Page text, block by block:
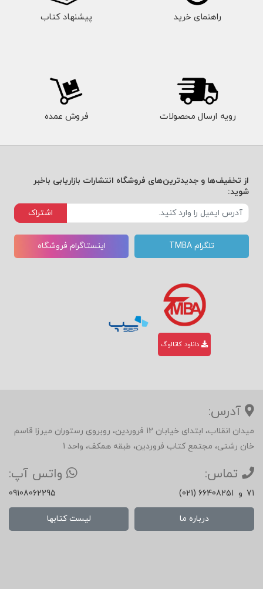
راهنمای خرید پیشنهاد کتاب
رویه ارسال محصولات فروش عمده
از تخفیف‌ها و جدیدترین‌های فروشگاه انتشارات بازاریابی باخبر
شوید:
اشتراک
تلگرام TMBA اینستاگرام فروشگاه
دانلود کاتالوگ
آدرس:
میدان انقلاب، ابتدای خیابان 12 فروردین، روبروی رستوران میرزا قاسم
خان رشتی، مجتمع کتاب فروردین، طبقه همکف، واحد 1
تماس:
(021) 66408251 و 71
واتس آپ:
09108062295
درباره ما لیست کتابها